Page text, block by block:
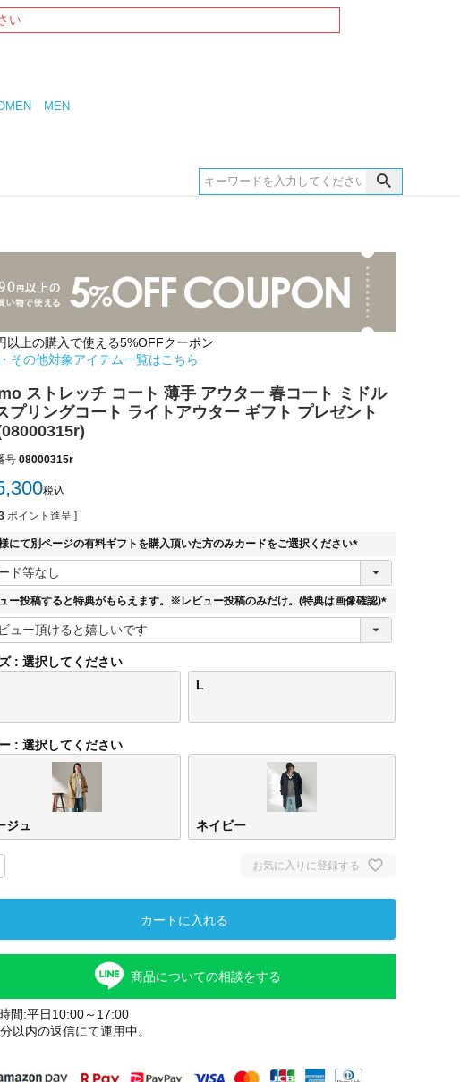
い
MEN
以上の購入で使える5%OFFクーポン
その他対象アイテム一覧はこちら
ストレッチ コート 薄手 アウター 春コート ミドル
プリングコート ライトアウター ギフト プレゼント
号 08000315r
税込
ポイント進呈 ]
にて別ページの有料ギフトを購入頂いた方のみカードをご選択ください
(
須
ー投稿すると特典がもらえます。※レビュー投稿のみだけ。(特典は画像確認)
(
)
選択してください
L
選択してください
ジュ ネイビー
お気に入りに登録する
カートに入れる
商品についての相談をする
間:平日10:00～17:00
以内の返信にて運用中。